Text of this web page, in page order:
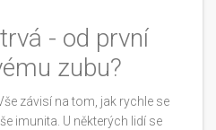
- od první
zubu?
závisí na tom, jak rychle se
imunita. U některých lidí se